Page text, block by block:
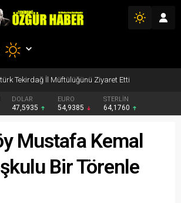
Münasebetiyle Vali Soytürk’e Ziyaret
DOLAR
47,5935
EURO
54,9385
STERLİN
64,1760
Mustafa Kemal
Bir Törenle